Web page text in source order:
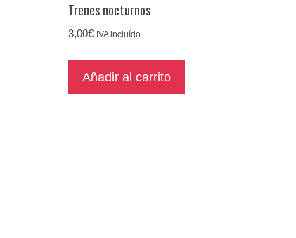
Trenes nocturnos
3,00€ IVA incluído
Añadir al carrito